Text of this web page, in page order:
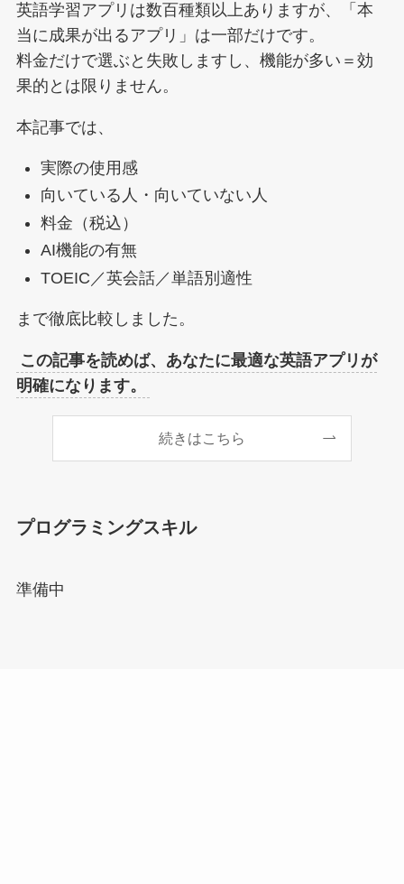
英語学習アプリは数百種類以上ありますが、「本
当に成果が出るアプリ」は一部だけです。
料金だけで選ぶと失敗しますし、機能が多い＝効
果的とは限りません。
本記事では、
実際の使用感
向いている人・向いていない人
料金（税込）
AI機能の有無
TOEIC／英会話／単語別適性
まで徹底比較しました。
この記事を読めば、あなたに最適な英語アプリが
明確になります。
続きはこちら
プログラミングスキル
準備中